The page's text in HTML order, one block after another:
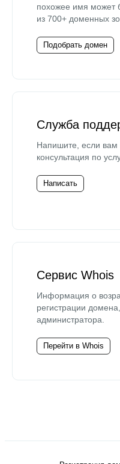
похожее имя может
из 700+ доменных
Подобрать домен
Служба
Напишите, если
консультация по
Написать
Сервис Whois
Информация о
регистрации
администратора.
Перейти в Whois